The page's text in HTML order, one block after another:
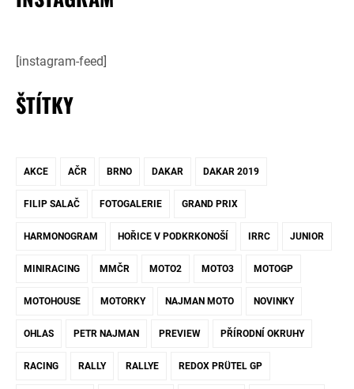
[instagram-feed]
ŠTÍTKY
AKCE AČR BRNO DAKAR DAKAR 2019
FILIP SALAČ FOTOGALERIE GRAND PRIX
HARMONOGRAM HOŘICE V PODKRKONOŠÍ IRRC JUNIOR
MINIRACING MMČR MOTO2 MOTO3 MOTOGP
MOTOHOUSE MOTORKY NAJMAN MOTO NOVINKY
OHLAS PETR NAJMAN PREVIEW PŘÍRODNÍ OKRUHY
RACING RALLY RALLYE REDOX PRÜTEL GP